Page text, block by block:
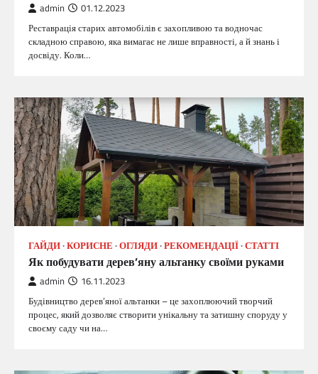
admin 01.12.2023
Реставрація старих автомобілів є захопливою та водночас
складною справою, яка вимагає не лише вправності, а й знань і
досвіду. Коли…
ГАЙДИ КОРИСНЕ ОГЛЯДИ РЕКОМЕНДАЦІЇ СТАТТІ
Як побудувати дерев’яну альтанку своїми руками
admin 16.11.2023
Будівництво дерев’яної альтанки – це захоплюючий творчий
процес, який дозволяє створити унікальну та затишну споруду у
своєму саду чи на…